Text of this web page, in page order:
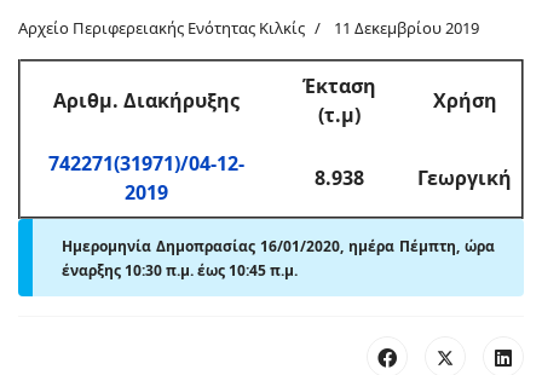
Αρχείο Περιφερειακής Ενότητας Κιλκίς 11 Δεκεμβρίου 2019
Αριθμ. Διακήρυξης
Έκταση
(τ.μ)
Χρήση
742271(31971)/04-12-
2019
8.938 Γεωργική
Ημερομηνία Δημοπρασίας 16/01/2020, ημέρα Πέμπτη, ώρα
έναρξης 10:30 π.μ. έως 10:45 π.μ.